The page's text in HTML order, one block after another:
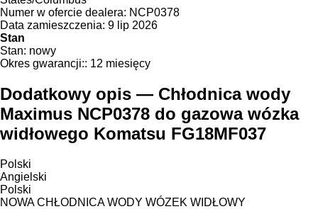
Numer w ofercie dealera: NCP0378
Data zamieszczenia: 9 lip 2026
Stan
Stan: nowy
Okres gwarancji:: 12 miesięcy
Dodatkowy opis — Chłodnica wody
Maximus NCP0378 do gazowa wózka
widłowego Komatsu FG18MF037
Polski
Angielski
Polski
NOWA CHŁODNICA WODY WÓZEK WIDŁOWY